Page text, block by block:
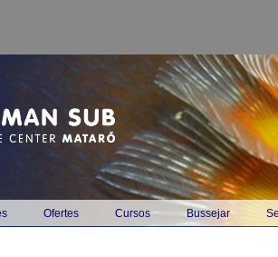
Ofertes Cursos Bussejar